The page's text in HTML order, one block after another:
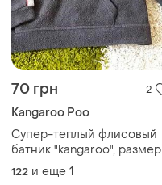
70 грн 2
Kangaroo Poo
Супер-теплый флисовый
батник "kangaroo", размер
122-128
122 и еще 1